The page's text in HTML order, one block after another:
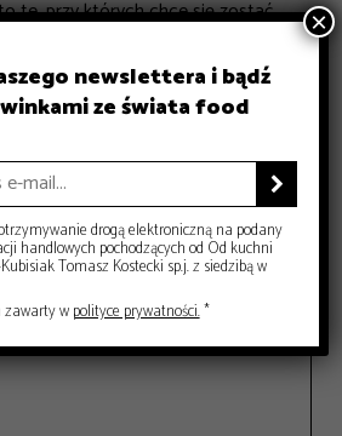
te, przy których chce się zostać
inspiracje kolacja na tarasie
lato
opublikowany.Wymagane pola
newslettera i bądź
ze świata food

drogą elektroniczną na podany
handlowych pochodzących od Od kuchni
Tomasz Kostecki sp.j. z siedzibą w
wpolityce prywatności.*
×